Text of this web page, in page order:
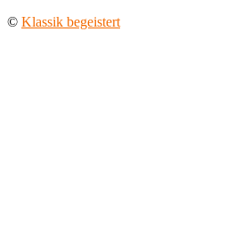
© Klassik begeistert